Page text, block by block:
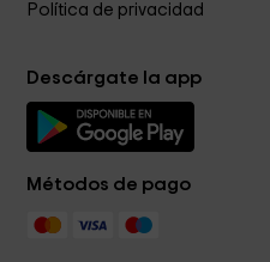
Política de privacidad
Descárgate la app
Métodos de pago